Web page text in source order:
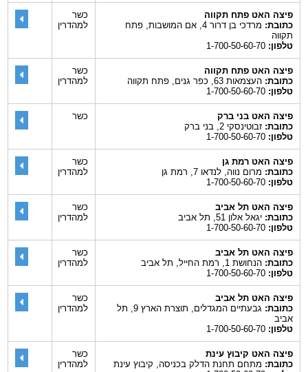
פיצה האט פתח תקווה
כתובת:
מרדכי בן דרור 4, אם המושבות, פתח
תקווה
טלפון:1-700-50-60-70
כשר
למהדרין
פיצה האט פתח תקווה
כתובת:העצמאות 63, כפר גנים, פתח תקווה
טלפון:1-700-50-60-70
כשר
למהדרין
פיצה האט בני ברק
כתובת:זבוטינסקי 2, בני ברק
טלפון:1-700-50-60-70
כשר
פיצה האט רמת גן
כתובת:מרום נווה, לנדאו 7, רמת גן
טלפון:1-700-50-60-70
כשר
למהדרין
פיצה האט תל אביב
כתובת:יגאל אלון 51, תל אביב
טלפון:1-700-50-60-70
כשר
למהדרין
פיצה האט תל אביב
כתובת:הנחושת 1, רמת החייל, תל אביב
טלפון:1-700-50-60-70
כשר
למהדרין
פיצה האט תל אביב
כתובת:
גבעתיים המגדלים, תוצרת הארץ 9, תל
אביב
טלפון:1-700-50-60-70
כשר
למהדרין
פיצה האט קיבוץ עינת
כתובת:מתחם תחנת הדלק בכניסה, קיבוץ עינת
כשר
למהדרין